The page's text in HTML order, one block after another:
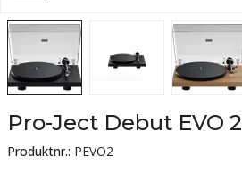
Pro-Ject Debut EVO 2
Produktnr.: PEVO2